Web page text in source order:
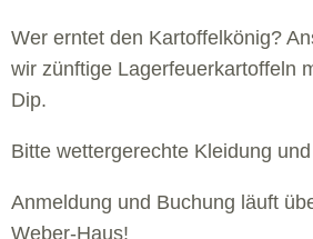
Wer erntet den Kartoffelkönig?
wir zünftige Lagerfeuerkartoffeln
Dip.
Bitte wettergerechte Kleidung
Anmeldung und Buchung läuft
Weber-Haus!